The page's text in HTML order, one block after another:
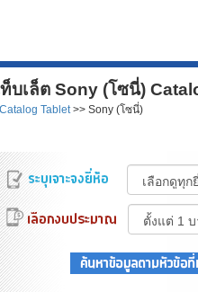
บเล็ต Sony (โซนี่)
Catalog Tablet>> Sony (โซนี่)